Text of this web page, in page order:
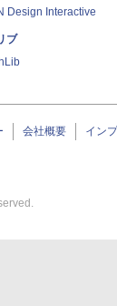
Design Interactive
ブ
会社概要 イン